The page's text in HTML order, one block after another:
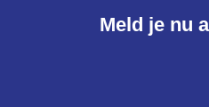
Meld je nu